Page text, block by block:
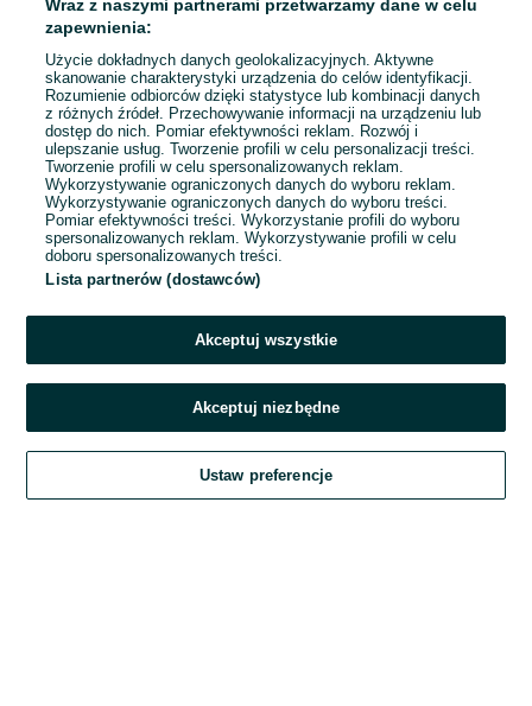
LUB
E-mail
Hasło
Zaloguj się
Kontynuując za pośrednictwem jednego z dostawców wskazanych powyżej,
OLX.pl w jego aktualnym brzmieniu.
Wraz z naszymi partnerami przetwarzamy dane w celu
zapewnienia:
Użycie dokładnych danych geolokalizacyjnych. Aktywne
skanowanie charakterystyki urządzenia do celów identyfikacji.
Rozumienie odbiorców dzięki statystyce lub kombinacji danych
z różnych źródeł. Przechowywanie informacji na urządzeniu lub
dostęp do nich. Pomiar efektywności reklam. Rozwój i
ulepszanie usług. Tworzenie profili w celu personalizacji treści.
Tworzenie profili w celu spersonalizowanych reklam.
Wykorzystywanie ograniczonych danych do wyboru reklam.
Wykorzystywanie ograniczonych danych do wyboru treści.
Pomiar efektywności treści. Wykorzystanie profili do wyboru
spersonalizowanych reklam. Wykorzystywanie profili w celu
doboru spersonalizowanych treści.
Lista partnerów (dostawców)
Akceptuj wszystkie
Akceptuj niezbędne
Ustaw preferencje